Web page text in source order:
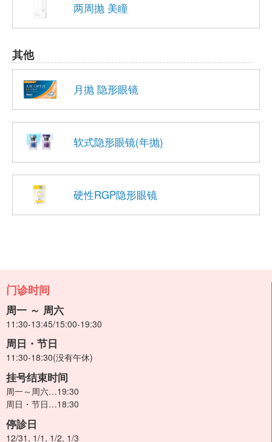
两周抛 美瞳
其他
月抛 隐形眼镜
软式隐形眼镜(年抛)
硬性RGP隐形眼镜
门诊时间
周一 ～ 周六
11:30-13:45/15:00-19:30
周日・节日
11:30-18:30(没有午休)
挂号结束时间
周一～周六…19:30
周日・节日…18:30
停診日
12/31, 1/1, 1/2, 1/3